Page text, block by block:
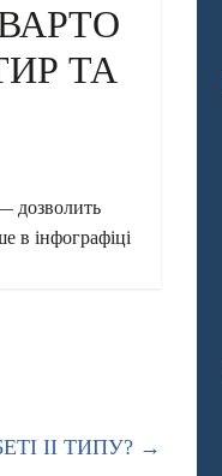
ТА
дозволить
в інфографіці
ІІ ТИПУ? →